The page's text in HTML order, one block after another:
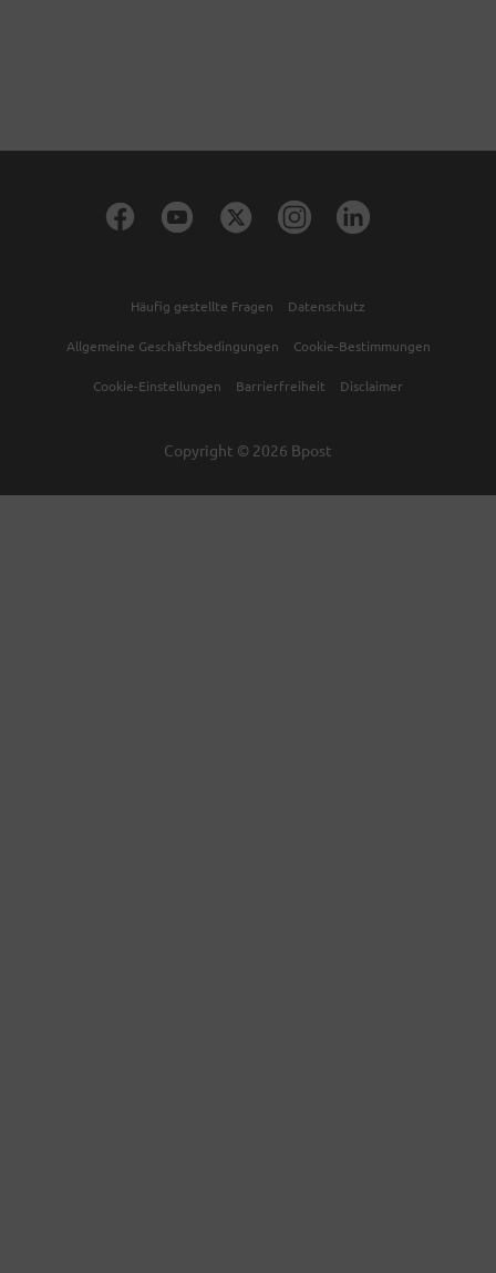
Häufig gestellte Fragen Datenschutz
Allgemeine Geschäftsbedingungen Cookie-Bestimmungen
Cookie-Einstellungen Barrierfreiheit Disclaimer
Copyright © 2026 Bpost